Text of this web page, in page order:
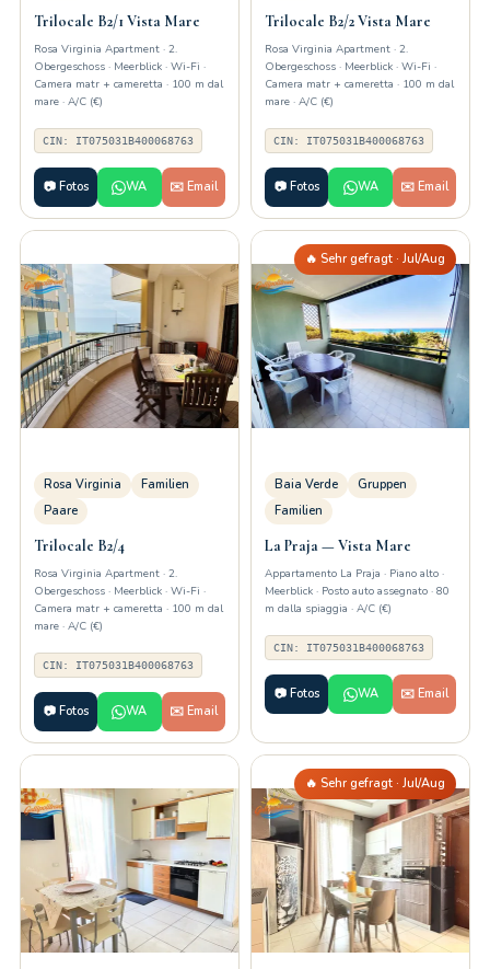
Trilocale B2/1 Vista Mare
Rosa Virginia Apartment · 2.
Obergeschoss · Meerblick · Wi-Fi ·
Camera matr + cameretta · 100 m dal
mare · A/C (€)
CIN: IT075031B400068763
📷 Fotos WA ✉️ Email
Trilocale B2/2 Vista Mare
Rosa Virginia Apartment · 2.
Obergeschoss · Meerblick · Wi-Fi ·
Camera matr + cameretta · 100 m dal
mare · A/C (€)
CIN: IT075031B400068763
📷 Fotos WA ✉️ Email
Rosa Virginia
Familien
Paare
Trilocale B2/4
Rosa Virginia Apartment · 2.
Obergeschoss · Meerblick · Wi-Fi ·
Camera matr + cameretta · 100 m dal
mare · A/C (€)
CIN: IT075031B400068763
📷 Fotos WA ✉️ Email
🔥 Sehr gefragt · Jul/Aug
Baia Verde
Gruppen
Familien
La Praja — Vista Mare
Appartamento La Praja · Piano alto ·
Meerblick · Posto auto assegnato · 80
m dalla spiaggia · A/C (€)
CIN: IT075031B400068763
📷 Fotos WA ✉️ Email
🔥 Sehr gefragt · Jul/Aug